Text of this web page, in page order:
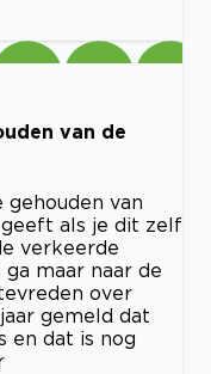
van de
gehouden van
als je dit zelf
verkeerde
maar naar de
over
gemeld dat
en dat is nog